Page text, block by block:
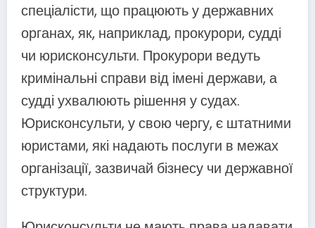
спеціалісти, що працюють у державних
органах, як, наприклад, прокурори, судді
чи юрисконсульти. Прокурори ведуть
кримінальні справи від імені держави, а
судді ухвалюють рішення у судах.
Юрисконсульти, у свою чергу, є штатними
юристами, які надають послуги в межах
організації, зазвичай бізнесу чи державної
структури.